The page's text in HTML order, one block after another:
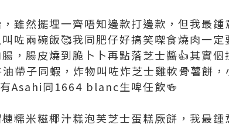
雖然擺埋一齊唔知邊款打邊款，但我最
咗兩碗飯🥰我同肥仔好搞笑㗎食燒肉一定
，腸皮燒到脆卜卜再點落芝士醬👍其實
帶子同蝦，炸物叫咗炸芝士雞軟骨薯餅，
Asahi同1664 blanc生啤任飲🍻
糯米糍椰汁糕泡芙芝士蛋糕厥餅，我最